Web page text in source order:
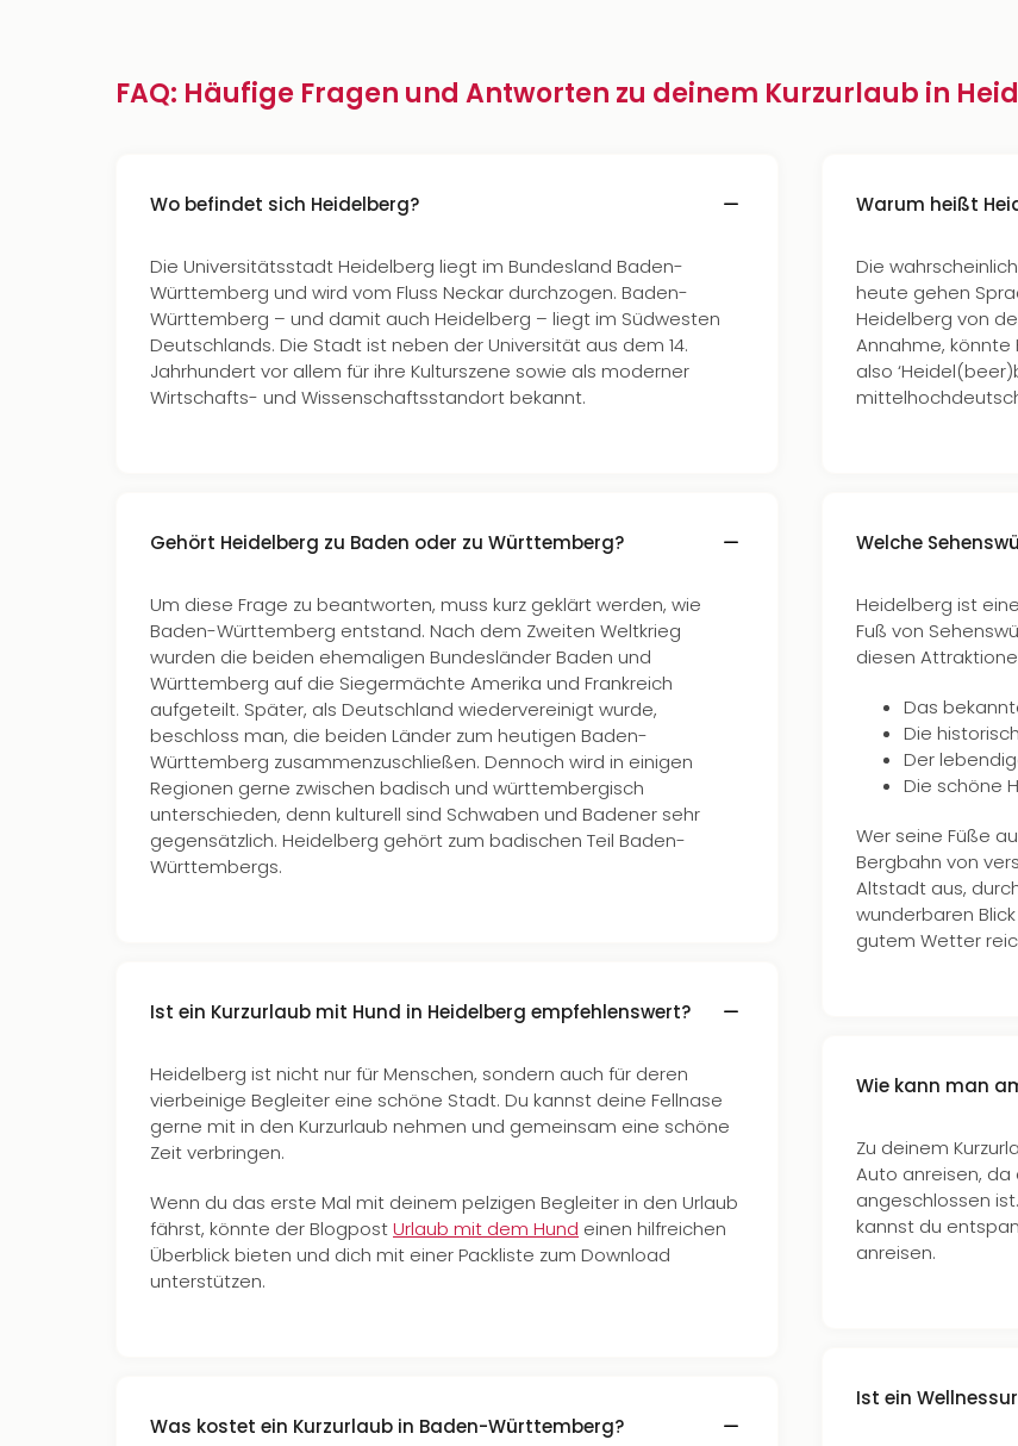
FAQ: Häufige Fragen und Antworten zu deinem Kurzurlaub in
Wo befindet sich Heidelberg?
Die Universitätsstadt Heidelberg liegt im Bundesland Baden-
Württemberg und wird vom Fluss Neckar durchzogen. Baden-
Württemberg – und damit auch Heidelberg – liegt im Südwesten
Deutschlands. Die Stadt ist neben der Universität aus dem 14.
Jahrhundert vor allem für ihre Kulturszene sowie als moderner
Wirtschafts- und Wissenschaftsstandort bekannt.
Gehört Heidelberg zu Baden oder zu Württemberg?
Um diese Frage zu beantworten, muss kurz geklärt werden, wie
Baden-Württemberg entstand. Nach dem Zweiten Weltkrieg
wurden die beiden ehemaligen Bundesländer Baden und
Württemberg auf die Siegermächte Amerika und Frankreich
aufgeteilt. Später, als Deutschland wiedervereinigt wurde,
beschloss man, die beiden Länder zum heutigen Baden-
Württemberg zusammenzuschließen. Dennoch wird in einigen
Regionen gerne zwischen badisch und württembergisch
unterschieden, denn kulturell sind Schwaben und Badener sehr
gegensätzlich. Heidelberg gehört zum badischen Teil Baden-
Württembergs.
Ist ein Kurzurlaub mit Hund in Heidelberg empfehlenswert?
Heidelberg ist nicht nur für Menschen, sondern auch für deren
vierbeinige Begleiter eine schöne Stadt. Du kannst deine Fellnase
gerne mit in den Kurzurlaub nehmen und gemeinsam eine schöne
Zeit verbringen.
Wenn du das erste Mal mit deinem pelzigen Begleiter in den Urlaub
fährst, könnte der BlogpostUrlaub mit dem Hund einen hilfreichen
Überblick bieten und dich mit einer Packliste zum Download
unterstützen.
Was kostet ein Kurzurlaub in Baden-Württemberg?
Warum heißt
Die
heute gehen
Heidelberg von
Annahme,
also
Welche
Heidelberg ist
Fuß von
diesen
Das
Die
Der
Die schöne
Wer seine Füße
Bergbahn von
Altstadt aus,
wunderbaren
gutem Wetter
Wie kann man
Zu deinem
Auto anreisen,
angeschlossen
kannst du
anreisen.
Ist ein